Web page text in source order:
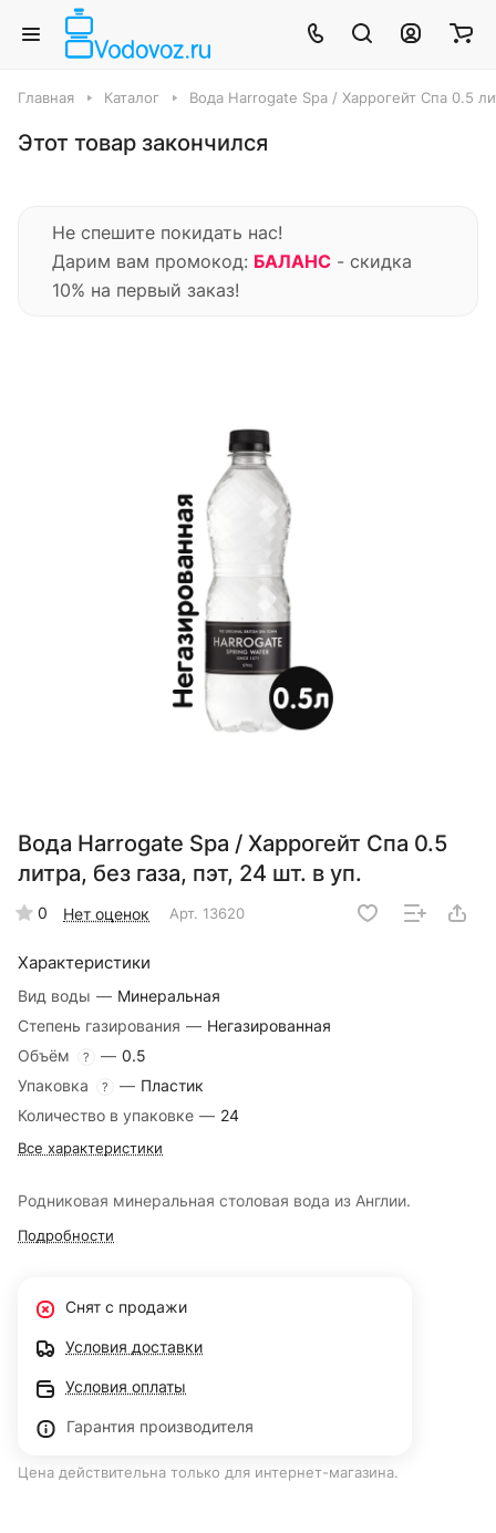
Главная Каталог Вода Harrogate Spa / Харрогейт Спа 0.5
Этот товар закончился
Не спешите покидать нас!
Дарим вам промокод: БАЛАНС - скидка
10% на первый заказ!
Вода Harrogate Spa / Харрогейт Спа 0.5
литра, без газа, пэт, 24 шт. в уп.
0 Нет оценок Арт. 13620
Характеристики
Вид воды — Минеральная
Степень газирования — Негазированная
Объём
? — 0.5
Упаковка
? — Пластик
Количество в упаковке — 24
Все характеристики
Родниковая минеральная столовая вода из Англии.
Подробности
Снят с продажи
Условия доставки
Условия оплаты
Гарантия производителя
Цена действительна только для интернет-магазина.